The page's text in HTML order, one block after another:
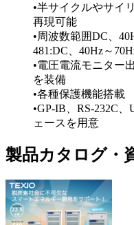
•半サイクルやサイ
再現可能
•周波数範囲DC、
481:DC、40Hz～
•電圧電流モニター
を装備
•各種保護機能搭載
•GP-IB、RS-232C
ェースを用意
製品カタログ・